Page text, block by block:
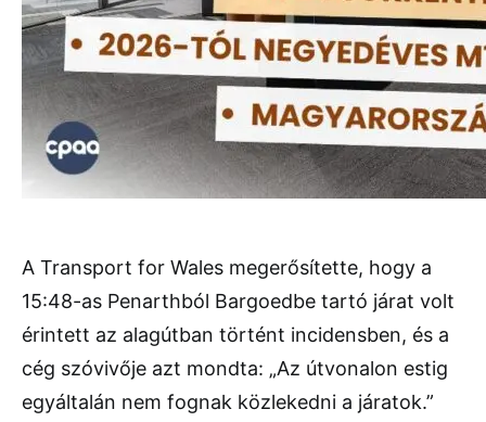
A Transport for Wales megerősítette, hogy a
15:48-as Penarthból Bargoedbe tartó járat volt
érintett az alagútban történt incidensben, és a
cég szóvivője azt mondta: „Az útvonalon estig
egyáltalán nem fognak közlekedni a járatok.”